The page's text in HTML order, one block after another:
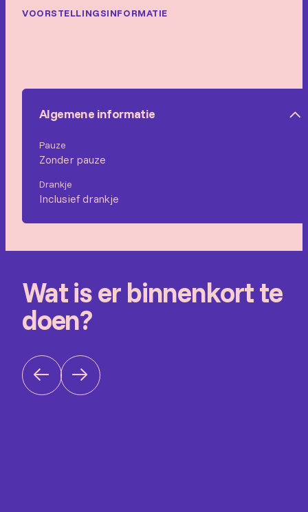
VOORSTELLINGSINFORMATIE
Algemene informatie
Pauze
Zonder pauze
Drankje
Inclusief drankje
Wat is er binnenkort te
doen?